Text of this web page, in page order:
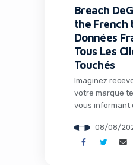
Breach
the French
Données
Tous Les
Touchés
Imaginez
votre marque
vous informant
volées. C’est
vient d’arriver
08/08/